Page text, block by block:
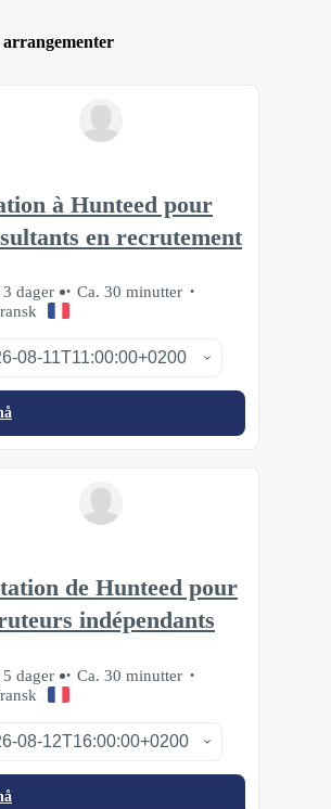
à Hunteed pour
en recrutement
dager
Ca. 30 minutter
de Hunteed pour
indépendants
dager
Ca. 30 minutter